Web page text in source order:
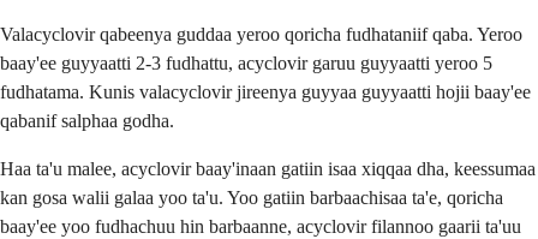
Valacyclovir qabeenya guddaa yeroo qoricha fudhataniif qaba. Yeroo
baay'ee guyyaatti 2-3 fudhattu, acyclovir garuu guyyaatti yeroo 5
fudhatama. Kunis valacyclovir jireenya guyyaa guyyaatti hojii baay'ee
qabanif salphaa godha.
Haa ta'u malee, acyclovir baay'inaan gatiin isaa xiqqaa dha, keessumaa
kan gosa walii galaa yoo ta'u. Yoo gatiin barbaachisaa ta'e, qoricha
baay'ee yoo fudhachuu hin barbaanne, acyclovir filannoo gaarii ta'uu